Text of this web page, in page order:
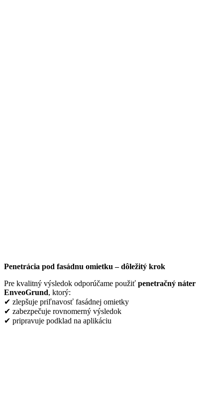
Penetrácia pod fasádnu omietku – dôležitý krok
Pre kvalitný výsledok odporúčame použiť penetračný náter
EnveoGrund, ktorý:
✔ zlepšuje priľnavosť fasádnej omietky
✔ zabezpečuje rovnomerný výsledok
✔ pripravuje podklad na aplikáciu